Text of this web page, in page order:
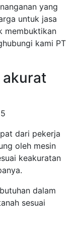
yang
untuk jasa
membuktikan
kami PT
akurat
dari pekerja
oleh mesin
keakuratan
dalam
sesuai